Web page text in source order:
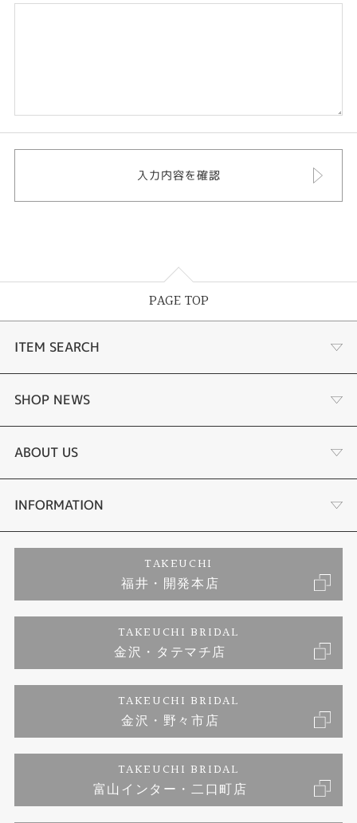
PAGE TOP
ITEM SEARCH
婚約指輪
結婚指輪
セットリング
エタニティリング
婚約ネックレス
SHOP NEWS
サプライズプロポーズ相談室
ダイヤモンドカッターブランド
アフターメンテナンス
富山指輪工房｜手作りペアリング
富山指輪工房｜手作り結婚指輪 and 婚約指輪
富山指輪工房｜手作り婚約指輪プロポーズプラン
ABOUT US
店舗情報
お問い合わせ
INFORMATION
プライバシーポリシー
TAKEUCHI
福井・開発本店
TAKEUCHI BRIDAL
金沢・タテマチ店
TAKEUCHI BRIDAL
金沢・野々市店
TAKEUCHI BRIDAL
富山インター・二口町店